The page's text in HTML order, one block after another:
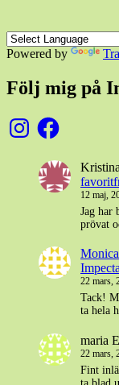
Powered by
Följ mig på
InstagramFacebook
12 maj,
Jag har
prövat
Impecta
22 mars,
Tack!
ta hela
maria
22 mars,
Fint